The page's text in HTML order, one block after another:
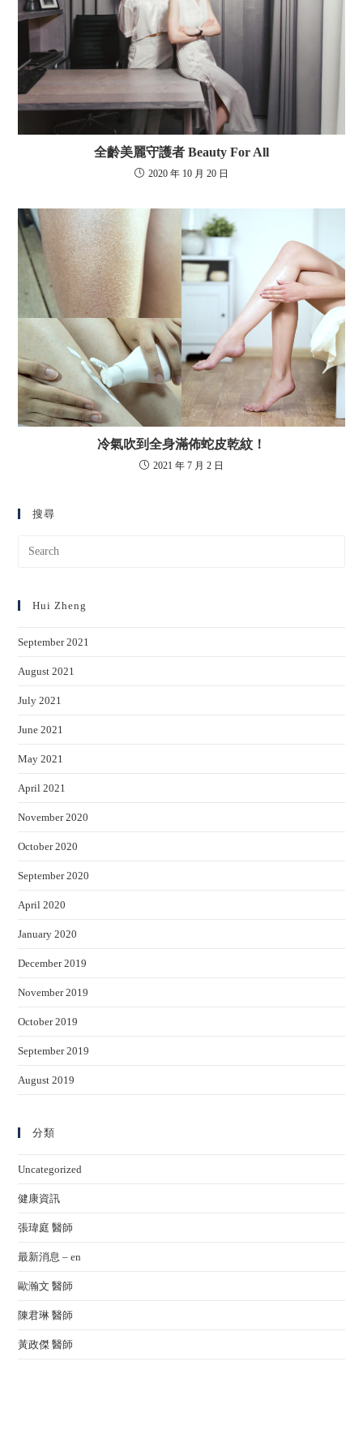
全齡美麗守護者 Beauty For All
2020 年 10 月 20 日
冷氣吹到全身滿佈蛇皮乾紋！
2021 年 7 月 2 日
搜尋
Hui Zheng
September 2021
August 2021
July 2021
June 2021
May 2021
April 2021
November 2020
October 2020
September 2020
April 2020
January 2020
December 2019
November 2019
October 2019
September 2019
August 2019
分類
Uncategorized
健康資訊
張瑋庭 醫師
最新消息 – en
歐瀚文 醫師
陳君琳 醫師
黃政傑 醫師